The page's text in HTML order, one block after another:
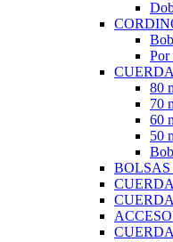
Por
80
70
60
50